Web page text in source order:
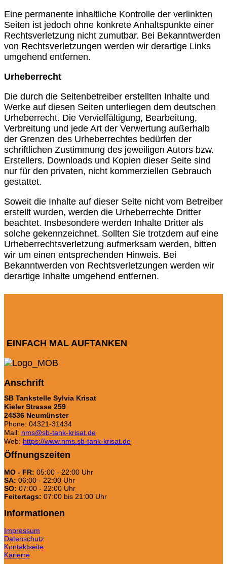
Eine permanente inhaltliche Kontrolle der verlinkten
Seiten ist jedoch ohne konkrete Anhaltspunkte einer
Rechtsverletzung nicht zumutbar. Bei Bekanntwerden
von Rechtsverletzungen werden wir derartige Links
umgehend entfernen.
Urheberrecht
Die durch die Seitenbetreiber erstellten Inhalte und
Werke auf diesen Seiten unterliegen dem deutschen
Urheberrecht. Die Vervielfältigung, Bearbeitung,
Verbreitung und jede Art der Verwertung außerhalb
der Grenzen des Urheberrechtes bedürfen der
schriftlichen Zustimmung des jeweiligen Autors bzw.
Erstellers. Downloads und Kopien dieser Seite sind
nur für den privaten, nicht kommerziellen Gebrauch
gestattet.
Soweit die Inhalte auf dieser Seite nicht vom Betreiber
erstellt wurden, werden die Urheberrechte Dritter
beachtet. Insbesondere werden Inhalte Dritter als
solche gekennzeichnet. Sollten Sie trotzdem auf eine
Urheberrechtsverletzung aufmerksam werden, bitten
wir um einen entsprechenden Hinweis. Bei
Bekanntwerden von Rechtsverletzungen werden wir
derartige Inhalte umgehend entfernen.
EINFACH MAL AUFTANKEN
Anschrift
SB Tankstelle Sylvia Krisat
Kieler Strasse 259
24536 Neumünster
Phone: 04321-31434
Mail: nms@sb-tank-krisat.de
Web: https://www.nms.sb-tank-krisat.de
Öffnungszeiten
MO - FR: 05:00 - 22:00 Uhr
SA: 06:00 - 22:00 Uhr
SO: 07:00 - 22:00 Uhr
Feitertags: 07:00 bis 21:00 Uhr
Informationen
Impressum
Datenschutz
Kontaktseite
Karierre